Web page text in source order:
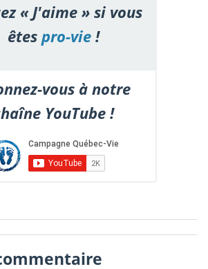
« J'aime » si vous
êtespro-vie!
vous à notre
YouTube !